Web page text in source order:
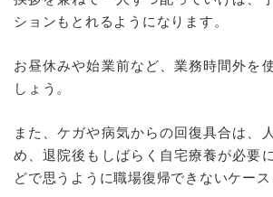
ションもとれるようになります。
お昼休みや始業前など、業務時間外を
しょう。
また、ケガや病気からの回復具合は、
め、退院後もしばらく自宅療養が必要
どで思うように職場復帰できないケース